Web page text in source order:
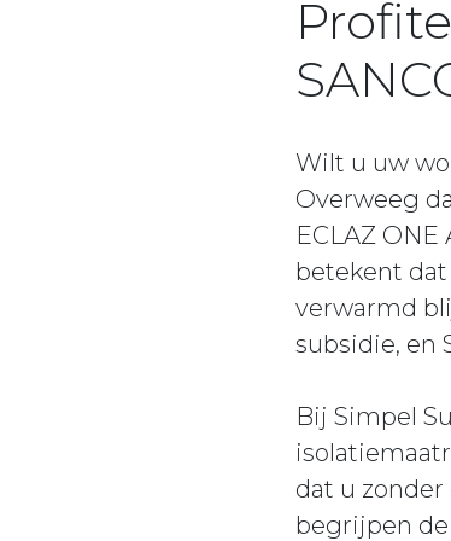
Wilt u uw
Overweeg
ECLAZ
betekent
verwarmd
subsidie, en
Bij Simpel
dat u
begrijpen